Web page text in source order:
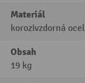
Materiál
korozivzdorná ocel
Obsah
19 kg